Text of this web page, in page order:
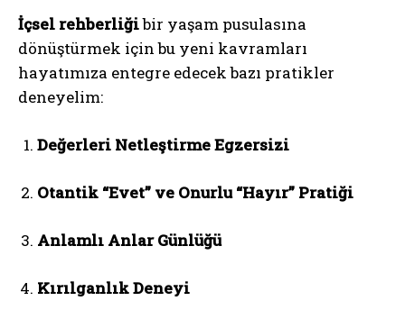
İçsel rehberliğibir yaşam pusulasına
dönüştürmek için bu yeni kavramları
hayatımıza entegre edecek bazı pratikler
deneyelim:
Değerleri Netleştirme Egzersizi
Otantik “Evet” ve Onurlu “Hayır” Pratiği
Anlamlı Anlar Günlüğü
Kırılganlık Deneyi